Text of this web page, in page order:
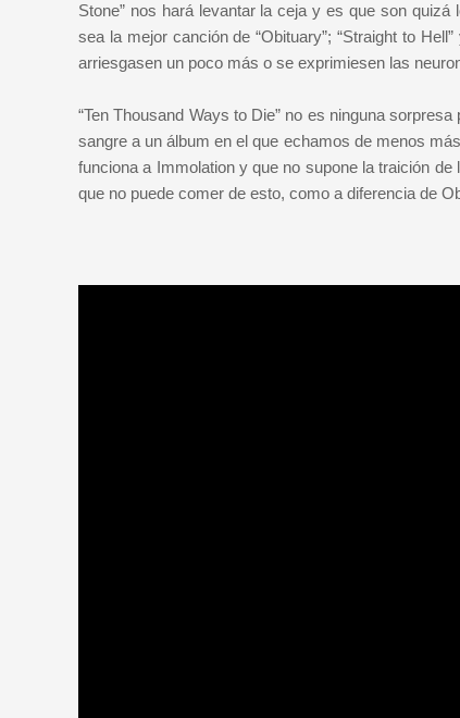
Stone” nos hará levantar la ceja y es que son
sea la mejor canción de “Obituary”; “Straight to
arriesgasen un poco más o se exprimiesen las
“Ten Thousand Ways to Die” no es ninguna
sangre a un álbum en el que echamos de menos
funciona a Immolation y que no supone la traición
que no puede comer de esto, como a diferencia de